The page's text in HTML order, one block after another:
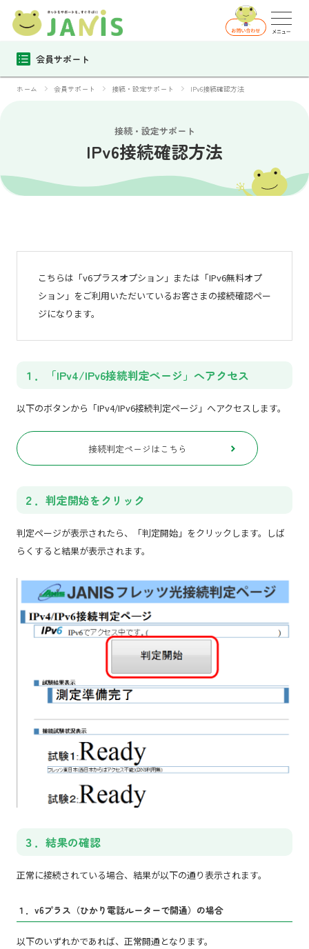
会員サポート
ホーム 会員サポート 接続・設定サポート IPv6接続確認方法
接続・設定サポート
IPv6接続確認方法
こちらは 「v6プラスオプション」または「IPv6無料オプ
ション」をご利用いただいているお客さまの接続確認ペー
ジになります。
１．「IPv4/IPv6接続判定ページ」へアクセス
以下のボタンから「IPv4/IPv6接続判定ページ」へアクセスします。
接続判定ページはこちら
２．判定開始をクリック
判定ページが表示されたら、「判定開始」をクリックします。
しば
らくすると結果が表示されます。
３．結果の確認
正常に接続されている場合、結果が以下の通り表示されます。
１．v6プラス（ひかり電話ルーターで開通）の場合
以下のいずれかであれば、正常開通となります。